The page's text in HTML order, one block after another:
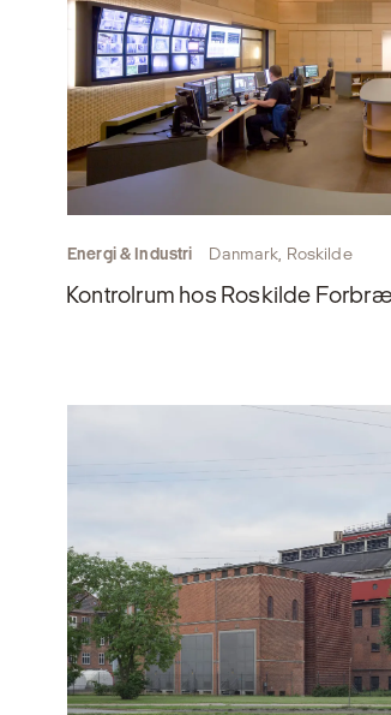
Energi & Industri Danmark, Roskilde
Kontrolrum hos Roskilde